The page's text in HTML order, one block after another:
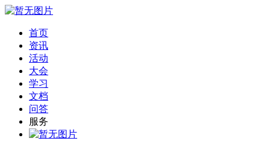
首页
资讯
活动
大会
学习
文档
问答
服务